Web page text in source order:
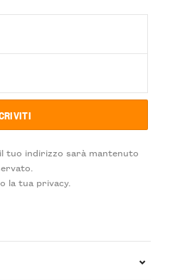
tuo indirizzo sarà mantenuto
la tua privacy.